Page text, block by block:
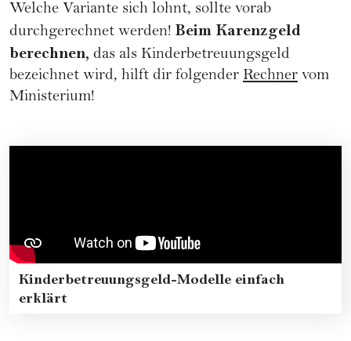
Welche Variante sich lohnt, sollte vorab
durchgerechnet werden! Beim Karenzgeld
berechnen, das als Kinderbetreuungsgeld
bezeichnet wird, hilft dir folgender Rechner vom
Ministerium!
Kinderbetreuungsgeld-Modelle einfach
erklärt